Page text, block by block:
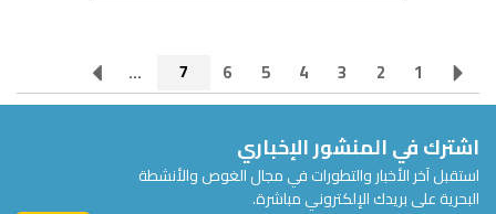
1
2
3
4
5
6
7
...
اشترك في المنشور الإخباري
استقبل آخر الأخبار والتطورات في مجال الغوص والأنشطة
البحرية على بريدك الإلكتروني مباشرة.